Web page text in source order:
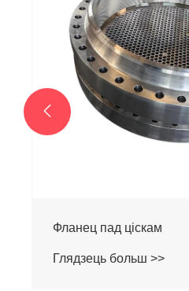
Фланец пад ціскам
Глядзець больш >>
